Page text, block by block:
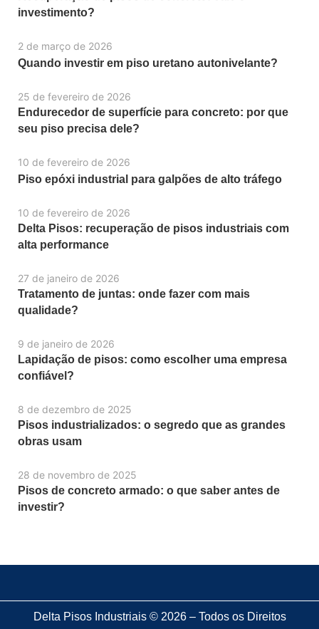
investimento?
2 de março de 2026
Quando investir em piso uretano autonivelante?
25 de fevereiro de 2026
Endurecedor de superfície para concreto: por que
seu piso precisa dele?
10 de fevereiro de 2026
Piso epóxi industrial para galpões de alto tráfego
10 de fevereiro de 2026
Delta Pisos: recuperação de pisos industriais com
alta performance
27 de janeiro de 2026
Tratamento de juntas: onde fazer com mais
qualidade?
9 de janeiro de 2026
Lapidação de pisos: como escolher uma empresa
confiável?
8 de dezembro de 2025
Pisos industrializados: o segredo que as grandes
obras usam
28 de novembro de 2025
Pisos de concreto armado: o que saber antes de
investir?
Delta Pisos Industriais © 2026 – Todos os Direitos